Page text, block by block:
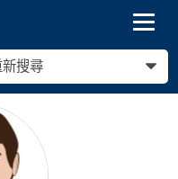
Toggle
搜尋